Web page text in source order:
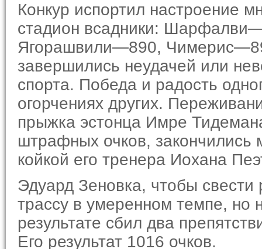
Конкур испортил настроение
стадион всадники:
Ягорашвили—890,
завершились неудачей или
спорта. Победа и ра­дость
огорчениях других.
прыжка эстонца Имре
штрафных очков, закончились
койкой его тренера Иохана
Эдуард Зеновка, чтобы
трассу в умеренном темпе, но
результате сбил два
Его результат 1016 очков.